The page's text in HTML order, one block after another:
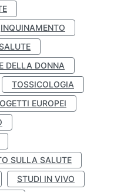
INQUINAMENTO
DELLA DONNA
TOSSICOLOGIA
EUROPEI
SULLA SALUTE
STUDI IN VIVO